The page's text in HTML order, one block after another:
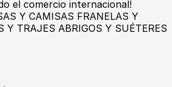
el comercio internacional!
Y CAMISAS FRANELAS Y
Y TRAJES ABRIGOS Y SUÉTERES